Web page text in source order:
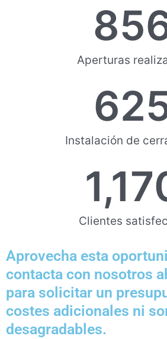
Aperturas
Instalación de
Clientes
Aprovecha esta
contacta con nosotros
para solicitar un
costes adicionales ni
desagradables.